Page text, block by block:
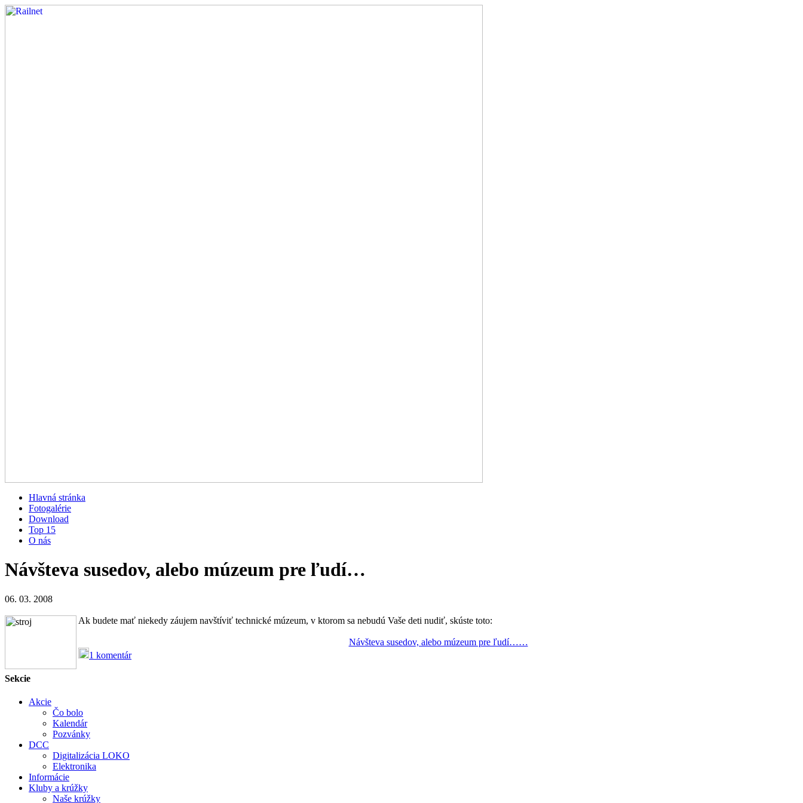
Hlavná stránka
Fotogalérie
Download
Top 15
O nás
Návšteva susedov, alebo múzeum pre ľudí…
06. 03. 2008
Ak budete mať niekedy záujem navštíviť technické múzeum, v ktorom sa nebudú Vaše deti nudiť, skúste toto:
Návšteva susedov, alebo múzeum pre ľudí……
1 komentár
Sekcie
Akcie
Čo bolo
Kalendár
Pozvánky
DCC
Digitalizácia LOKO
Elektronika
Informácie
Kluby a krúžky
Naše krúžky